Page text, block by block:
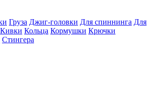
Груза Джиг-головки Для спиннинга Для
Кивки Кольца Кормушки Крючки
Стингера